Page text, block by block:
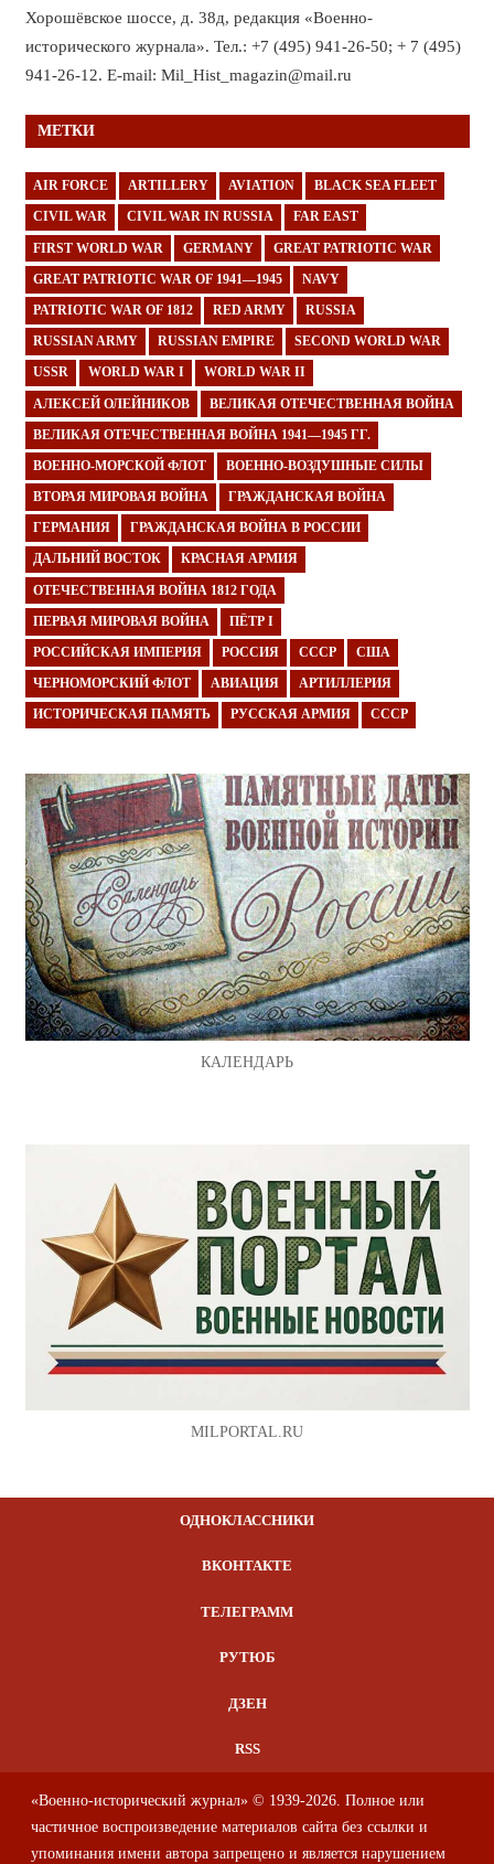
Хорошёвское шоссе, д. 38д, редакция «Военно-
исторического журнала». Тел.: +7 (495) 941-26-50; + 7 (495)
941-26-12. E-mail: Mil_Hist_magazin@mail.ru
МЕТКИ
AIR FORCE ARTILLERY AVIATION BLACK SEA FLEET
CIVIL WAR CIVIL WAR IN RUSSIA FAR EAST
FIRST WORLD WAR GERMANY GREAT PATRIOTIC WAR
GREAT PATRIOTIC WAR OF 1941—1945 NAVY
PATRIOTIC WAR OF 1812 RED ARMY RUSSIA
RUSSIAN ARMY RUSSIAN EMPIRE SECOND WORLD WAR
USSR WORLD WAR I WORLD WAR II
АЛЕКСЕЙ ОЛЕЙНИКОВ ВЕЛИКАЯ ОТЕЧЕСТВЕННАЯ ВОЙНА
ВЕЛИКАЯ ОТЕЧЕСТВЕННАЯ ВОЙНА 1941—1945 ГГ.
ВОЕННО-МОРСКОЙ ФЛОТ ВОЕННО-ВОЗДУШНЫЕ СИЛЫ
ВТОРАЯ МИРОВАЯ ВОЙНА ГРАЖДАНСКАЯ ВОЙНА
ГЕРМАНИЯ ГРАЖДАНСКАЯ ВОЙНА В РОССИИ
ДАЛЬНИЙ ВОСТОК КРАСНАЯ АРМИЯ
ОТЕЧЕСТВЕННАЯ ВОЙНА 1812 ГОДА
ПЕРВАЯ МИРОВАЯ ВОЙНА ПЁТР I
РОССИЙСКАЯ ИМПЕРИЯ РОССИЯ СССР США
ЧЕРНОМОРСКИЙ ФЛОТ АВИАЦИЯ АРТИЛЛЕРИЯ
ИСТОРИЧЕСКАЯ ПАМЯТЬ РУССКАЯ АРМИЯ СССР
КАЛЕНДАРЬ
MILPORTAL.RU
ОДНОКЛАССНИКИ
ВКОНТАКТЕ
ТЕЛЕГРАММ
РУТЮБ
ДЗЕН
RSS
«Военно-исторический журнал» © 1939-2026. Полное или
частичное воспроизведение материалов сайта без ссылки и
упоминания имени автора запрещено и является нарушением